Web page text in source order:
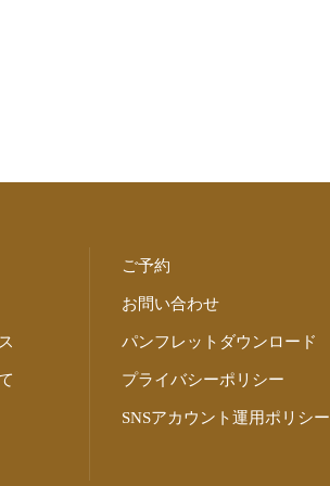
ご予約
お問い合わせ
パンフレットダウンロード
プライバシーポリシー
SNSアカウント運用ポリシー